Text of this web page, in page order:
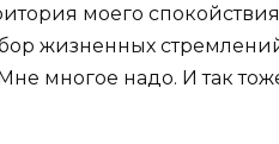
моего
жизненных
многое надо. И так